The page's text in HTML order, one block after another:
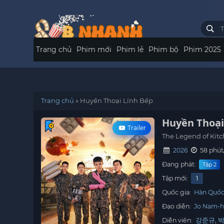
Trang chủ Phim mới Phim lẻ Phim bộ Phim 2025
Trang chủ » Huyền Thoại Lính Bếp
Trailer Huyền
The Legend of
2026
58
Đang phát:
Tập 2
Tập mới:
1
Quốc gia: Hàn Quốc
Đạo diễn: Jo Nam-
Diễn viên: 강준규